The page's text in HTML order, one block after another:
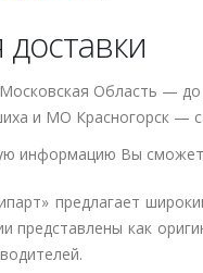
Область — до
и МО Красногорск —
информацию Вы
предлагает
представлены как